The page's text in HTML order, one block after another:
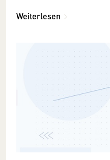
Weiterlesen